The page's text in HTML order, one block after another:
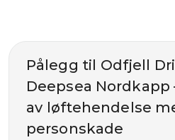
Pålegg til Odfjell
Deepsea Nordkapp
av løftehendelse
personskade